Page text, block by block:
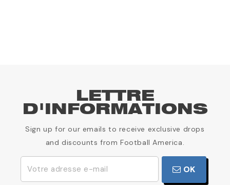
LETTRE
D'INFORMATIONS
Sign up for our emails to receive exclusive drops
and discounts from Football America.
OK